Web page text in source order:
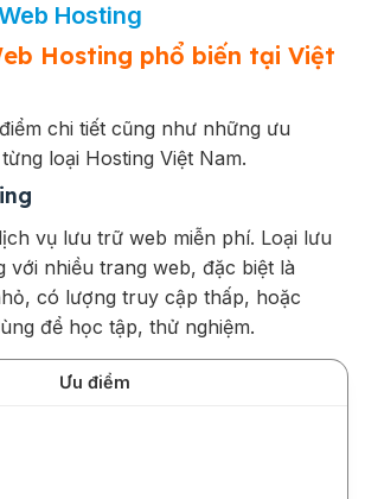
Hosting
Hosting phổ biến tại Việt
chi tiết cũng như những ưu
loại Hosting Việt Nam.
vụ lưu trữ web miễn phí. Loại lưu
với nhiều trang web, đặc biệt là
có lượng truy cập thấp, hoặc
để học tập, thử nghiệm.
Ưu điểm